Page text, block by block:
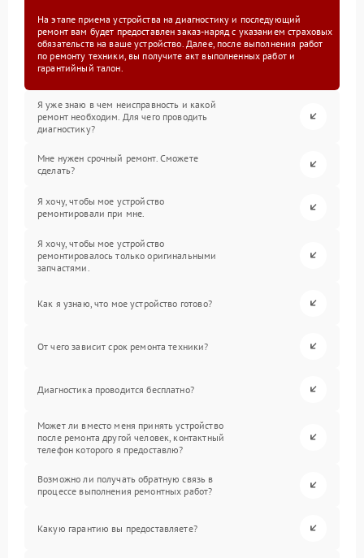
На этапе приема устройства на диагностику и последующий
ремонт вам будет предоставлен заказ-наряд с указанием страховых
обязательств на ваше устройство. Далее, после выполнения работ
по ремонту техники, вы получите акт выполненных работ и
гарантийный талон.
Я уже знаю в чем неисправность и какой
ремонт необходим. Для чего проводить
диагностику?
Мне нужен срочный ремонт. Сможете
сделать?
Я хочу, чтобы мое устройство
ремонтировали при мне.
Я хочу, чтобы мое устройство
ремонтировалось только оригинальными
запчастями.
Как я узнаю, что мое устройство готово?
От чего зависит срок ремонта техники?
Диагностика проводится бесплатно?
Может ли вместо меня принять устройство
после ремонта другой человек, контактный
телефон которого я предоставлю?
Возможно ли получать обратную связь в
процессе выполнения ремонтных работ?
Какую гарантию вы предоставляете?